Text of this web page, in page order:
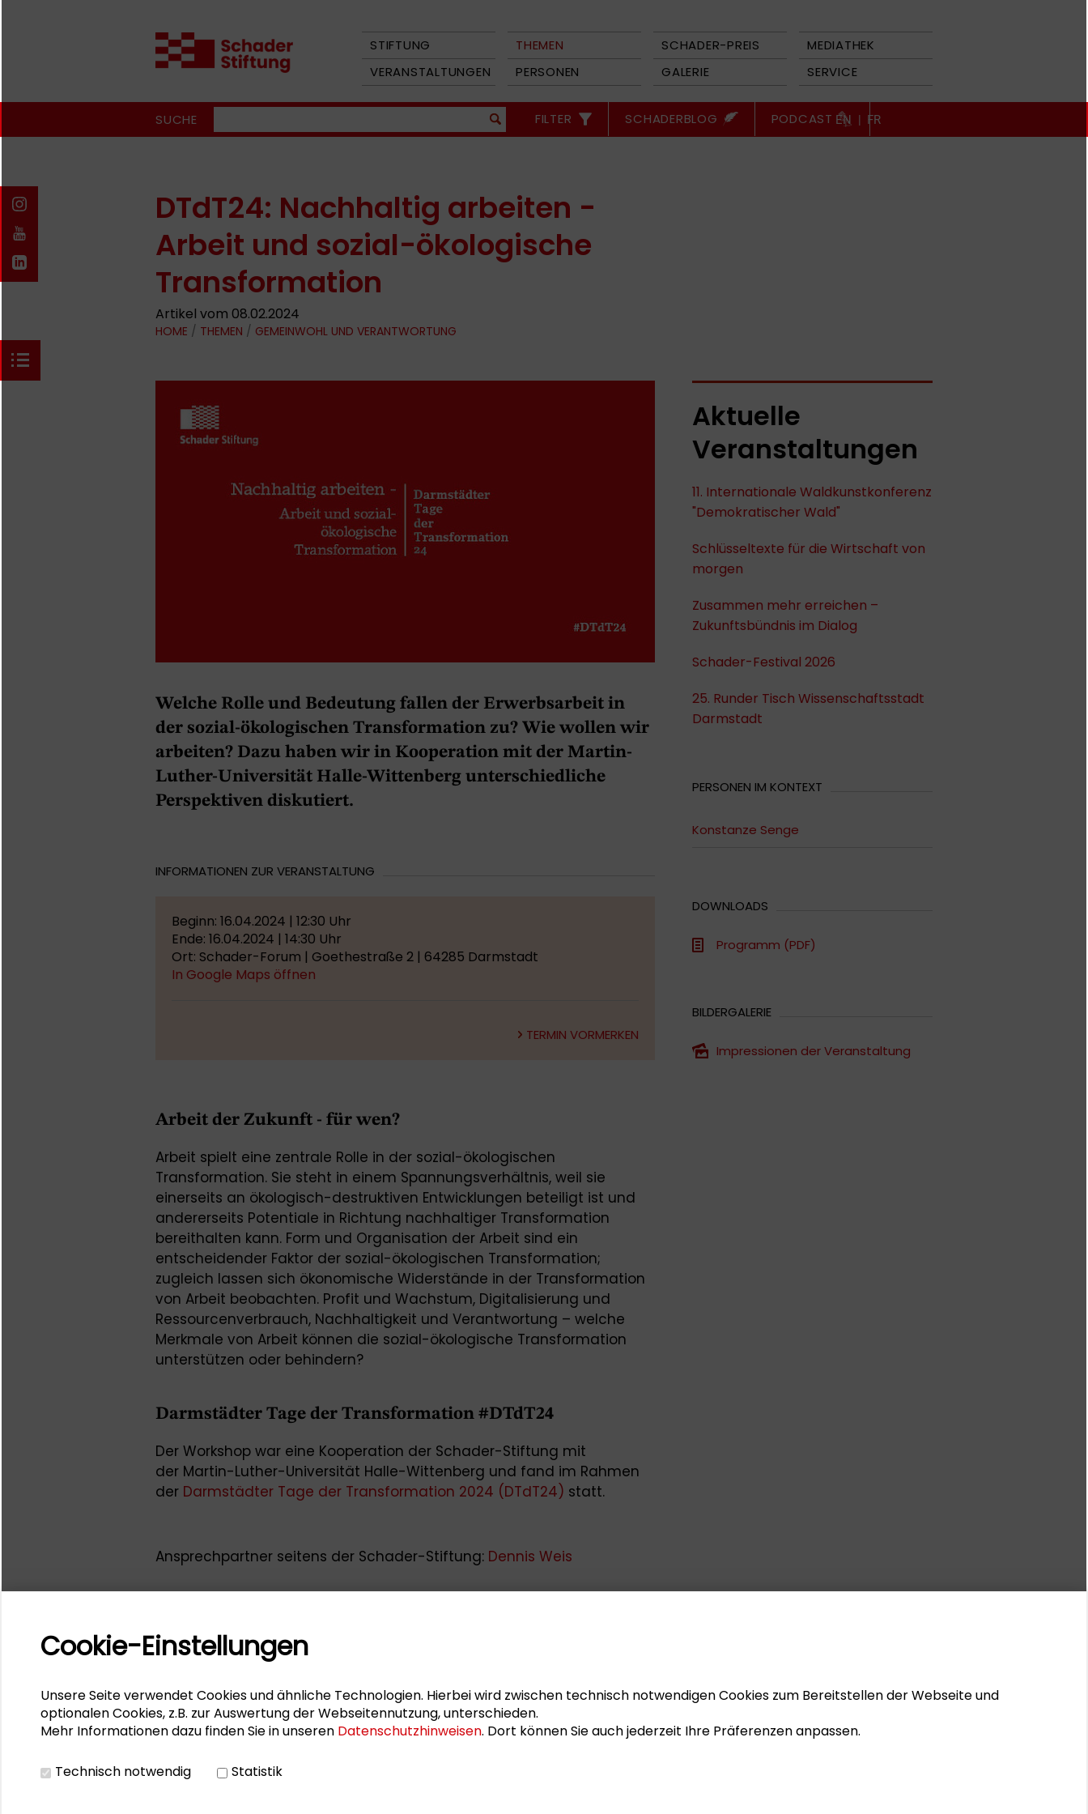
STIFTUNG THEMEN SCHADER-PREIS
MEDIATHEK
VERANSTALTUNGEN
PERSONEN GALERIE SERVICE
SUCHE FILTER SCHADERBLOG PODCAST EN | FR
DTdT24: Nachhaltig arbeiten -
Arbeit und sozial-ökologische
Transformation
Artikel vom 08.02.2024
HOME / THEMEN / GEMEINWOHL UND VERANTWORTUNG
Welche Rolle und Bedeutung fallen der Erwerbsarbeit in
der sozial-ökologischen Transformation zu? Wie wollen wir
arbeiten? Dazu haben wir in Kooperation mit der Martin-
Luther-Universität Halle-Wittenberg unterschiedliche
Perspektiven diskutiert.
INFORMATIONEN ZUR VERANSTALTUNG
Beginn: 16.04.2024 | 12:30 Uhr
Ende: 16.04.2024 | 14:30 Uhr
Ort: Schader-Forum | Goethestraße 2 | 64285 Darmstadt
In Google Maps öffnen
TERMIN VORMERKEN
Arbeit der Zukunft - für wen?
Arbeit spielt eine zentrale Rolle in der sozial-ökologischen
Transformation. Sie steht in einem Spannungsverhältnis, weil sie
einerseits an ökologisch-destruktiven Entwicklungen beteiligt ist und
andererseits Potentiale in Richtung nachhaltiger Transformation
bereithalten kann. Form und Organisation der Arbeit sind ein
entscheidender Faktor der sozial-ökologischen Transformation;
zugleich lassen sich ökonomische Widerstände in der Transformation
von Arbeit beobachten. Profit und Wachstum, Digitalisierung und
Ressourcenverbrauch, Nachhaltigkeit und Verantwortung – welche
Merkmale von Arbeit können die sozial-ökologische Transformation
unterstützen oder behindern?
Darmstädter Tage der Transformation #DTdT24
Der Workshop war eine Kooperation der Schader-Stiftung mit
der Martin-Luther-Universität Halle-Wittenberg und fand im Rahmen
der Darmstädter Tage der Transformation 2024 (DTdT24) statt.
Ansprechpartner seitens der Schader-Stiftung: Dennis Weis
Aktuelle
Veranstaltungen
11. Internationale Waldkunstkonferenz
"Demokratischer Wald"
Schlüsseltexte für die Wirtschaft von
morgen
Zusammen mehr erreichen –
Zukunftsbündnis im Dialog
Schader-Festival 2026
25. Runder Tisch Wissenschaftsstadt
Darmstadt
PERSONEN IM KONTEXT
Konstanze Senge
DOWNLOADS
Programm (PDF)
BILDERGALERIE
Impressionen der Veranstaltung
Cookie-Einstellungen
Unsere Seite verwendet Cookies und ähnliche Technologien. Hierbei wird zwischen technisch notwendigen Cookies zum Bereitstellen der Webseite und
optionalen Cookies, z.B. zur Auswertung der Webseitennutzung, unterschieden.
Mehr Informationen dazu finden Sie in unseren Datenschutzhinweisen. Dort können Sie auch jederzeit Ihre Präferenzen anpassen.
Technisch notwendig Statistik